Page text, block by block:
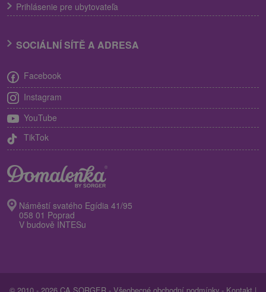
Prihlásenie pre ubytovateľa
SOCIÁLNÍ SÍTĚ A ADRESA
Facebook
Instagram
YouTube
TikTok
Náměstí svatého Egídia 41/95
058 01 Poprad
V budově INTESu